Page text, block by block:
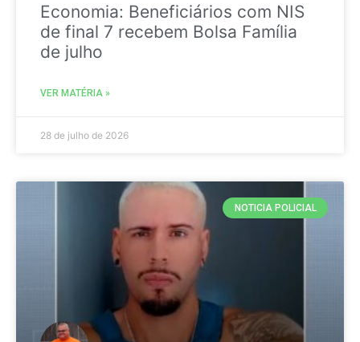
Economia: Beneficiários com NIS
de final 7 recebem Bolsa Família
de julho
VER MATÉRIA »
28 de julho de 2026
NOTICIA POLICIAL